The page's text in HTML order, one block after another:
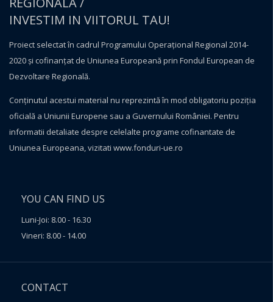
INVESTIM IN VIITORUL TAU!
Proiect selectat în cadrul Programului Operațional Regional 2014-
2020 și cofinanțat de Uniunea Europeană prin Fondul European de
Dezvoltare Regională.
Conţinutul acestui material nu reprezintă în mod obligatoriu poziţia
oficială a Uniunii Europene sau a Guvernului României. Pentru
informatii detaliate despre celelalte programe cofinantate de
Uniunea Europeana, vizitati www.fonduri-ue.ro
YOU CAN FIND US
Luni-Joi: 8.00 - 16.30
Vineri: 8.00 - 14.00
CONTACT